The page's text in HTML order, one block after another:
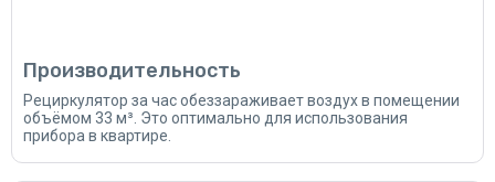
Производительность
Рециркулятор за час обеззараживает воздух в помещении
объёмом 33 м³. Это оптимально для использования
прибора в квартире.